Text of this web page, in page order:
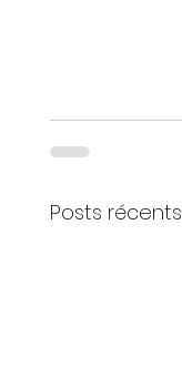
Posts récents